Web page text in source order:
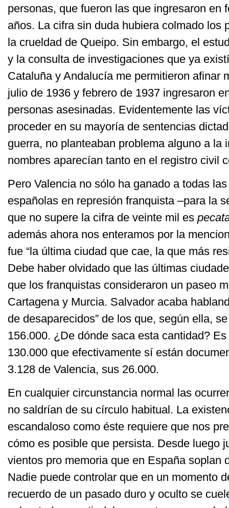
personas, que fueron las que ingresaron en
años. La cifra sin duda hubiera colmado los
la crueldad de Queipo. Sin embargo, el
y la consulta de investigaciones que ya
Cataluña y Andalucía me permitieron afinar
julio de 1936 y febrero de 1937 ingresaron
personas asesinadas. Evidentemente las
proceder en su mayoría de sentencias
guerra, no planteaban problema alguno a la
nombres aparecían tanto en el registro civil
Pero Valencia no sólo ha ganado a todas
españolas en represión franquista –para la
que no supere la cifra de veinte mil es
además ahora nos enteramos por la
fue “la última ciudad que cae, la que más
Debe haber olvidado que las últimas
que los franquistas consideraron un paseo
Cartagena y Murcia. Salvador acaba
de desaparecidos” de los que, según ella,
156.000. ¿De dónde saca esta cantidad?
130.000 que efectivamente sí están
3.128 de Valencia, sus 26.000.
En cualquier circunstancia normal las
no saldrían de su círculo habitual. La
escandaloso como éste requiere que nos
cómo es posible que persista. Desde luego
vientos pro memoria que en España soplan
Nadie puede controlar que en un momento
recuerdo de un pasado duro y oculto se